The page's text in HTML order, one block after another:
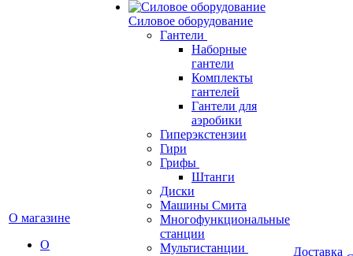
О магазине
О
Силовое оборудование
Гантели
Наборные
гантели
Комплекты
гантелей
Гантели для
аэробики
Гиперэкстензии
Гири
Грифы
Штанги
Диски
Машины Смита
Многофункциональные
станции
Мультистанции
Доставка